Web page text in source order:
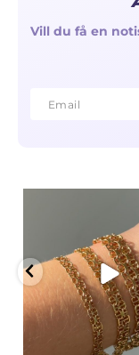
Vill du få en
Email
Email